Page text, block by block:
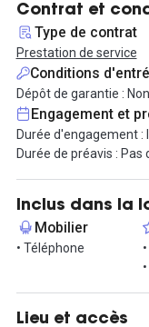
une heure, une demi-
souhaitez. Les tarifs
effectuez des
Contrat et
Type de contrat
Prestation de service
Conditions
Dépôt de garantie :
Engagement et
Durée d'engagement
Durée de préavis : Pas
Inclus dans la
Mobilier
• Téléphone
Lieu et accès